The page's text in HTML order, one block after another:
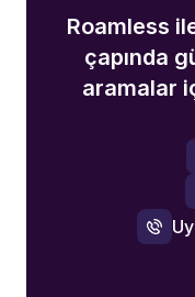
Roamless
çapında
aramalar